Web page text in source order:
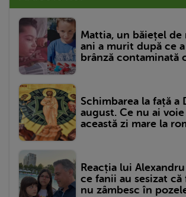
Mattia, un băiețel de
ani a murit după ce
brânză contaminată
Schimbarea la față a
august. Ce nu ai
această zi mare la
Reacția lui
ce fanii au sesizat
nu zâmbesc în